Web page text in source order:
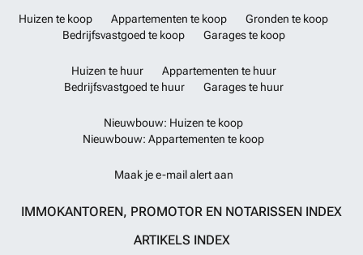
Huizen te koop Appartementen te koop
Gronden te koop
Bedrijfsvastgoed te koop
Garages te koop
Huizen te huur
Appartementen te huur
Bedrijfsvastgoed te huur
Garages te huur
Nieuwbouw: Huizen te koop
Nieuwbouw: Appartementen te koop
Maak je e-mail alert aan
IMMOKANTOREN, PROMOTOR EN NOTARISSEN INDEX
ARTIKELS INDEX